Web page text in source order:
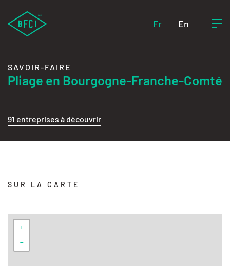
Fr En
SAVOIR-FAIRE
Pliage en Bourgogne-Franche-Comté
91 entreprises à découvrir
SUR LA CARTE
+
−